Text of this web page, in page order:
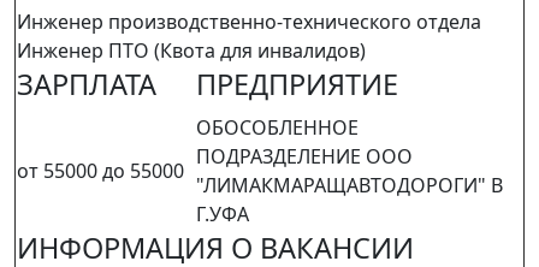
Инженер производственно-технического отдела
Инженер ПТО (Квота для инвалидов)
ЗАРПЛАТА ПРЕДПРИЯТИЕ
от 55000 до 55000
ОБОСОБЛЕННОЕ
ПОДРАЗДЕЛЕНИЕ ООО
"ЛИМАКМАРАЩАВТОДОРОГИ" В
Г.УФА
ИНФОРМАЦИЯ О ВАКАНСИИ